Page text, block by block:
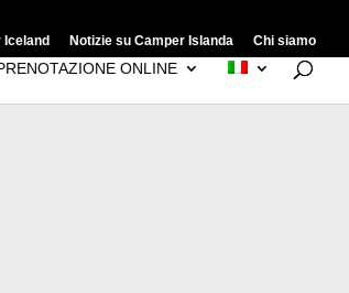
Notizie su Camper Islanda Chi siamo
ONLINE